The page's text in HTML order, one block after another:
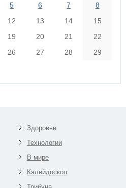
5 6 7
8
12 13 14
15
19 20 21
22
26 27 28
29
Здоровье
Технологии
В мире
Калейдоскоп